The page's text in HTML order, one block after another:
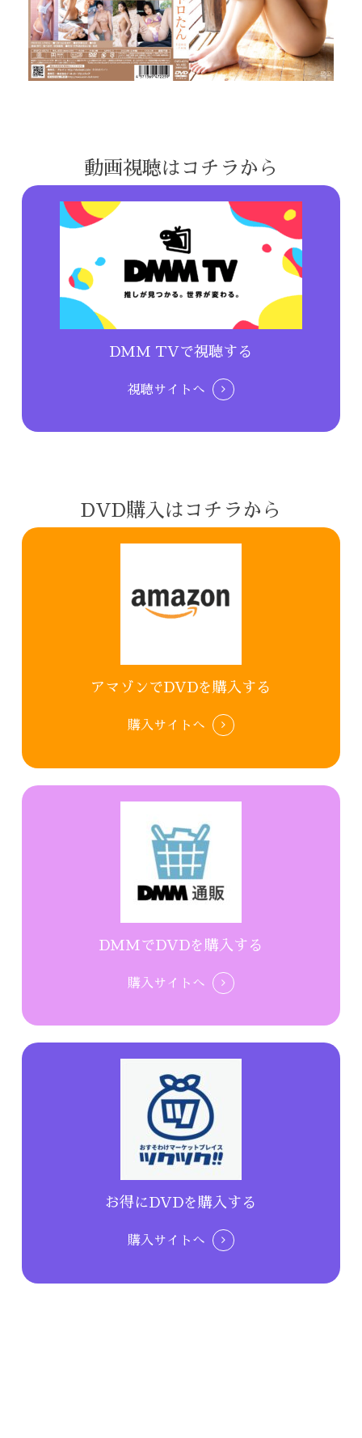
動画視聴はコチラから
DMM TVで視聴する
視聴サイトへ
DVD購入はコチラから
アマゾンでDVDを購入する
購入サイトへ
DMMでDVDを購入する
購入サイトへ
お得にDVDを購入する
購入サイトへ